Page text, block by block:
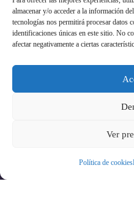
almacenar y/o acceder a la información
tecnologías nos permitirá procesar datos
identificaciones únicas en este sitio. No
afectar negativamente a ciertas
Ver
Política de cookies